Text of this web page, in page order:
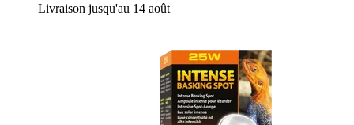
Livraison jusqu'au 14 août